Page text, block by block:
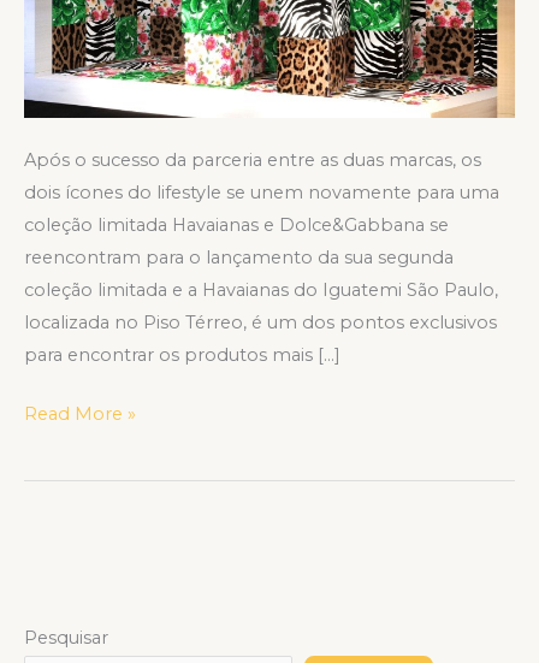
Após o sucesso da parceria entre as duas marcas, os
dois ícones do lifestyle se unem novamente para uma
coleção limitada Havaianas e Dolce&Gabbana se
reencontram para o lançamento da sua segunda
coleção limitada e a Havaianas do Iguatemi São Paulo,
localizada no Piso Térreo, é um dos pontos exclusivos
para encontrar os produtos mais […]
Read More »
Pesquisar